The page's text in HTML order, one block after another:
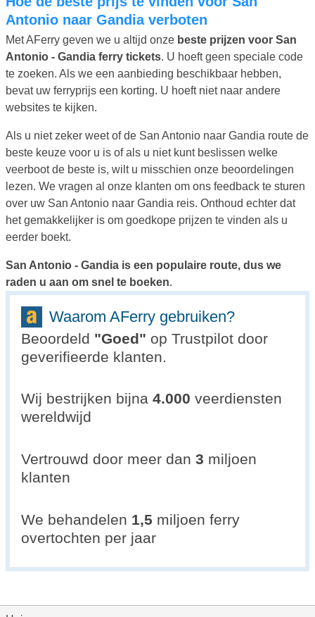
Antonio naar Gandia verboten
Met AFerry geven we u altijd onze beste prijzen voor San
Antonio - Gandia ferry tickets. U hoeft geen speciale code
te zoeken. Als we een aanbieding beschikbaar hebben,
bevat uw ferryprijs een korting. U hoeft niet naar andere
websites te kijken.
Als u niet zeker weet of de San Antonio naar Gandia route de
beste keuze voor u is of als u niet kunt beslissen welke
veerboot de beste is, wilt u misschien onze beoordelingen
lezen. We vragen al onze klanten om ons feedback te sturen
over uw San Antonio naar Gandia reis. Onthoud echter dat
het gemakkelijker is om goedkope prijzen te vinden als u
eerder boekt.
San Antonio - Gandia is een populaire route, dus we
raden u aan om snel te boeken.
Waarom AFerry gebruiken?
Beoordeld "Goed" op Trustpilot door
geverifieerde klanten.
Wij bestrijken bijna 4.000 veerdiensten
wereldwijd
Vertrouwd door meer dan 3 miljoen
klanten
We behandelen 1,5 miljoen ferry
overtochten per jaar